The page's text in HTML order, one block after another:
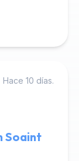
Hace 10 días.
Soaint